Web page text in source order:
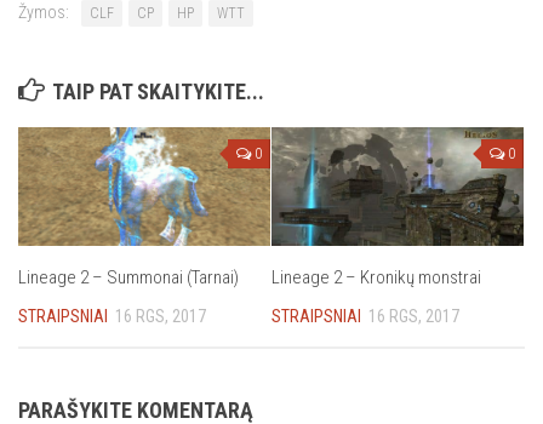
Žymos: CLF CP HP WTT
TAIP PAT SKAITYKITE...
0
Lineage 2 – Summonai (Tarnai)
STRAIPSNIAI 16 RGS, 2017
0
Lineage 2 – Kronikų monstrai
STRAIPSNIAI 16 RGS, 2017
PARAŠYKITE KOMENTARĄ